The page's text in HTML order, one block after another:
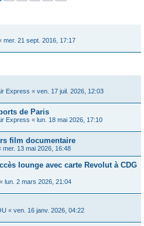
mer. 21 sept. 2016, 17:17
Express « ven. 17 juil. 2026, 12:03
de Paris
Express « lun. 18 mai 2026, 17:10
film documentaire
mer. 13 mai 2026, 16:48
lounge avec carte Revolut à CDG
« lun. 2 mars 2026, 21:04
« ven. 16 janv. 2026, 04:22